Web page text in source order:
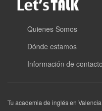
Quienes Somos
Dónde estamos
Información de contacto
Tu academia de inglés en